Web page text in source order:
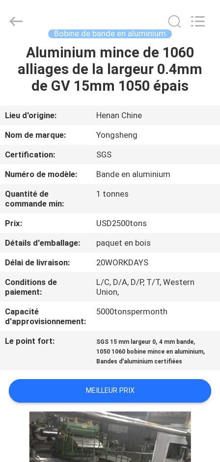
MAISON
PRODUITS
AU
SUJET
DE
VISITE
CONTRÔLE
DE
QUALITÉ
CONTACTEZ-
NOUS
CAS
DEMANDEZ
UNE
CITATION
Yongsheng
Aluminum
Bobine de bande en aluminium
Aluminium mince de 1060
alliages de la largeur 0.4mm
de GV 15mm 1050 épais
Lieu d'origine:
Henan Chine
Nom de marque:
Yongsheng
Certification:
SGS
Numéro de modèle:
Bande en aluminium
Quantité de
commande min:
1 tonnes
Prix:
USD2500tons
Détails d'emballage:
paquet en bois
Délai de livraison:
20WORKDAYS
Conditions de
paiement:
L/C, D/A, D/P, T/T, Western
Union,
Capacité
d'approvisionnement:
5000tonspermonth
Le point fort: SGS 15 mm largeur 0,4 mm bande,
1050 1060 bobine mince en aluminium,
Bandes d'aluminium certifiées
MEILLEUR PRIX